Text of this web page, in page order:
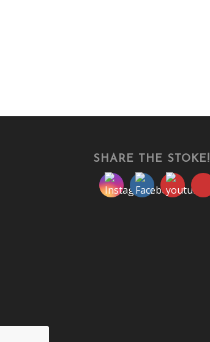
SHARE THE STOKE!